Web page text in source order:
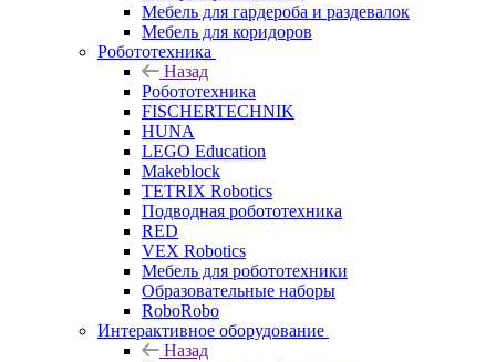
Мебель для гардероба и раздевалок
Мебель для коридоров
Робототехника
Назад
Робототехника
FISCHERTECHNIK
HUNA
LEGO Education
Makeblock
TETRIX Robotics
Подводная робототехника
RED
VEX Robotics
Мебель для робототехники
Образовательные наборы
RoboRobo
Интерактивное оборудование
Назад